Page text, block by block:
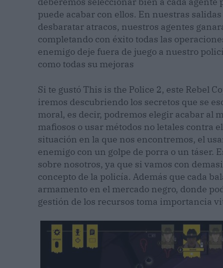
puede acabar con ellos. En nuestras
desbaratar atracos, nuestros agentes
completando con éxito todas las
enemigo deje fuera de juego a nuestro
como todas su mejoras
Si te gustó This is the Police 2, este Rebel
iremos descubriendo los secretos que se
moral, es decir, podremos elegir acabar al
mafiosos o usar métodos no letales contra
situación en la que nos encontremos, el
enemigo con un golpe de porra o un táser.
sobre nosotros, ya que si vamos con
concepto de la policía. Además que cada
armamento en el mercado negro, donde
gestión de los recursos toma importancia